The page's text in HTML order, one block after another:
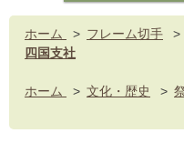
ホーム > フレーム切手 >
四国支社
ホーム > 文化・歴史 >